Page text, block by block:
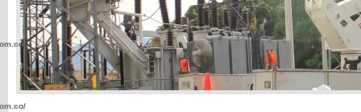
wp-
wp-